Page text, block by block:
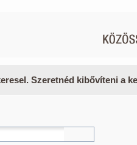
Szeretnéd kibővíteni a